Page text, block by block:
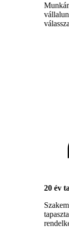
20 év